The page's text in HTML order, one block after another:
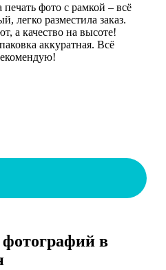
печать фото с рамкой – всё
легко разместила заказ.
а качество на высоте!
аккуратная. Всё
фотографий в